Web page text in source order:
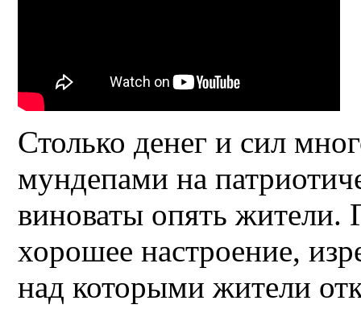
Столько денег и сил
мундепами на
виноваты опять жители.
хорошее настроение,
над которыми жители